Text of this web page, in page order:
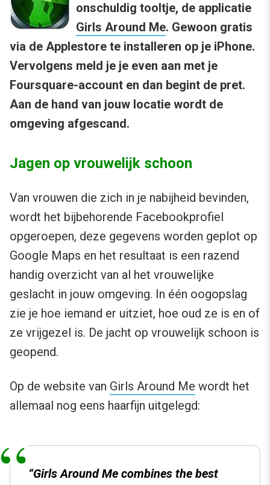
onschuldig tooltje, de applicatie
Girls Around Me. Gewoon gratis
via de Applestore te installeren op je iPhone.
Vervolgens meld je je even aan met je
Foursquare-account en dan begint de pret.
Aan de hand van jouw locatie wordt de
omgeving afgescand.
Jagen op vrouwelijk schoon
Van vrouwen die zich in je nabijheid bevinden,
wordt het bijbehorende Facebookprofiel
opgeroepen, deze gegevens worden geplot op
Google Maps en het resultaat is een razend
handig overzicht van al het vrouwelijke
geslacht in jouw omgeving. In één oogopslag
zie je hoe iemand er uitziet, hoe oud ze is en of
ze vrijgezel is. De jacht op vrouwelijk schoon is
geopend.
Op de website van Girls Around Me wordt het
allemaal nog eens haarfijn uitgelegd:
“Girls Around Me combines the best